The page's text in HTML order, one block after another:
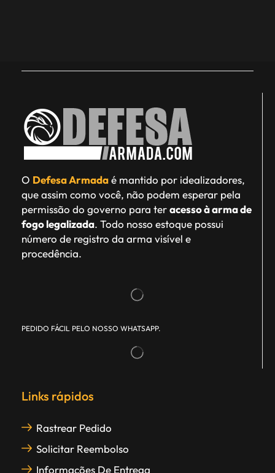
O Defesa Armadaé mantido por idealizadores,
que assim como você, não podem esperar pela
permissão do governo para teracesso à arma de
fogo legalizada. Todo nosso estoque possui
número de registro da arma visível e
procedência.
PEDIDO FÁCIL PELO NOSSO WHATSAPP.
Links rápidos
Rastrear Pedido
Solicitar Reembolso
Informações De Entrega